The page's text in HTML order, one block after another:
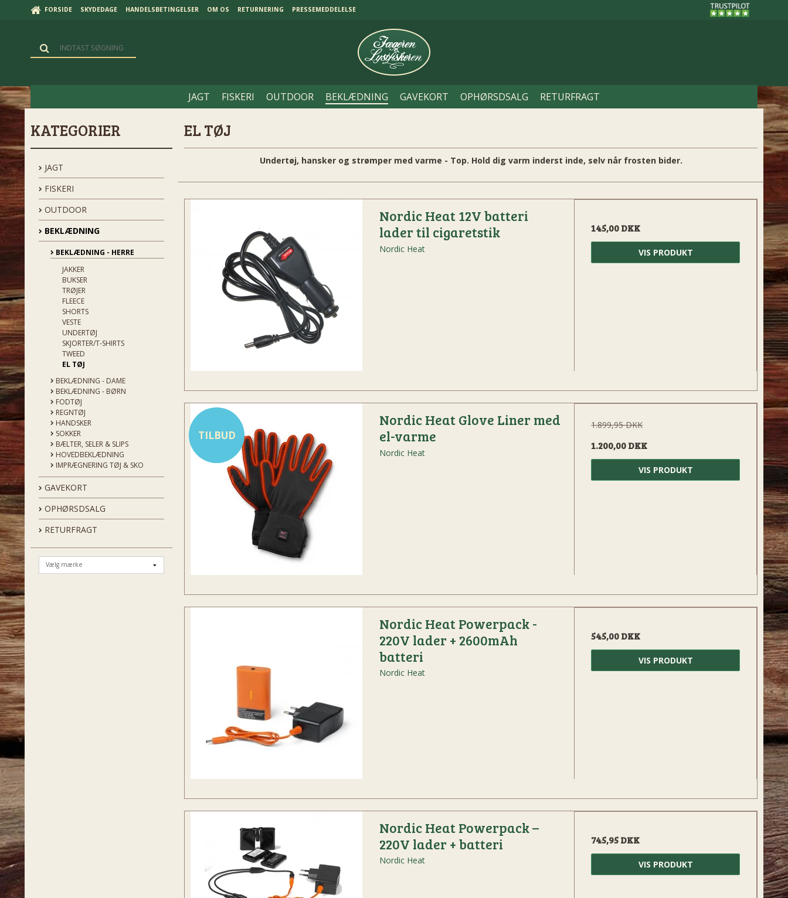
FORSIDE SKYDEDAGE HANDELSBETINGELSER OM OS RETURNERING PRESSEMEDDELELSE
JAGT FISKERI OUTDOOR BEKLÆDNING GAVEKORT OPHØRSDSALG RETURFRAGT
KATEGORIER
JAGT
FISKERI
OUTDOOR
BEKLÆDNING
BEKLÆDNING - HERRE
JAKKER
BUKSER
TRØJER
FLEECE
SHORTS
VESTE
UNDERTØJ
SKJORTER/T-SHIRTS
TWEED
EL TØJ
BEKLÆDNING - DAME
BEKLÆDNING - BØRN
FODTØJ
REGNTØJ
HANDSKER
SOKKER
BÆLTER, SELER & SLIPS
HOVEDBEKLÆDNING
IMPRÆGNERING TØJ & SKO
GAVEKORT
OPHØRSDSALG
RETURFRAGT
EL TØJ
Undertøj, hansker og strømper med varme - Top. Hold dig varm inderst inde, selv når frosten bider.
Nordic Heat 12V batteri
lader til cigaretstik
Nordic Heat
145,00 DKK
VIS PRODUKT
TILBUD
Nordic Heat Glove Liner med
el-varme
Nordic Heat
1.899,95 DKK
1.200,00 DKK
VIS PRODUKT
Nordic Heat Powerpack -
220V lader + 2600mAh
batteri
Nordic Heat
545,00 DKK
VIS PRODUKT
Nordic Heat Powerpack –
220V lader + batteri
Nordic Heat
745,95 DKK
VIS PRODUKT